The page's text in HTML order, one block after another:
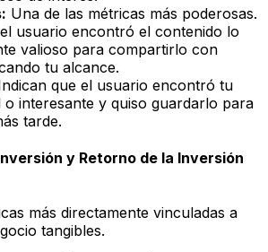
Una de las métricas más poderosas.
usuario encontró el contenido lo
valioso para compartirlo con
tu alcance.
que el usuario encontró tu
o interesante y quiso guardarlo para
tarde.
y Retorno de la Inversión
más directamente vinculadas a
tangibles.